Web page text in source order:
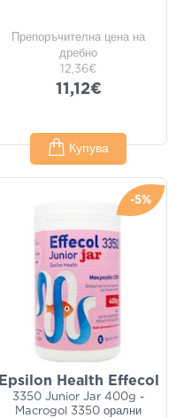
Препоръчителна цена на
дребно
12,36€
11,12€
Купува
-5%
Epsilon Health Effecol
3350 Junior Jar 400g -
Macrogol 3350 орални